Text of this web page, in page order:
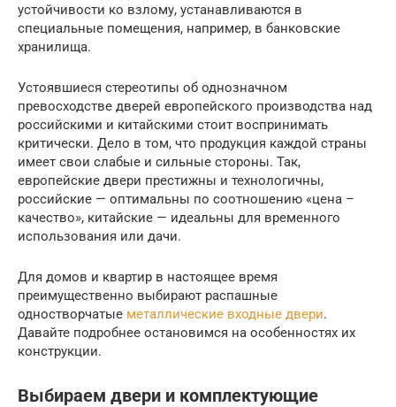
устойчивости ко взлому, устанавливаются в
специальные помещения, например, в банковские
хранилища.
Устоявшиеся стереотипы об однозначном
превосходстве дверей европейского производства над
российскими и китайскими стоит воспринимать
критически. Дело в том, что продукция каждой страны
имеет свои слабые и сильные стороны. Так,
европейские двери престижны и технологичны,
российские — оптимальны по соотношению «цена –
качество», китайские — идеальны для временного
использования или дачи.
Для домов и квартир в настоящее время
преимущественно выбирают распашные
одностворчатые металлические входные двери.
Давайте подробнее остановимся на особенностях их
конструкции.
Выбираем двери и комплектующие